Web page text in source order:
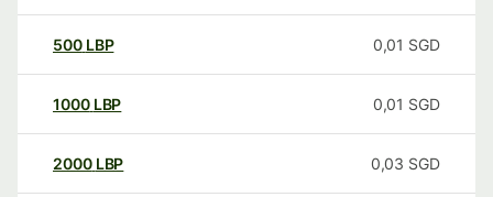
500 LBP 0,01 SGD
1000 LBP 0,01 SGD
2000 LBP 0,03 SGD